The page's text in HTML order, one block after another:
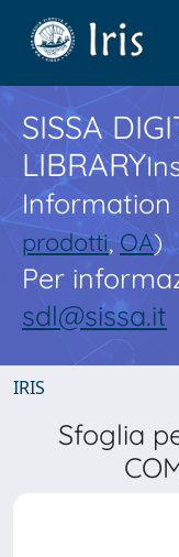
SISSA
LIBRARY
prodotti,OA)
Per
sdl@sissa.it
IRIS
Sfoglia